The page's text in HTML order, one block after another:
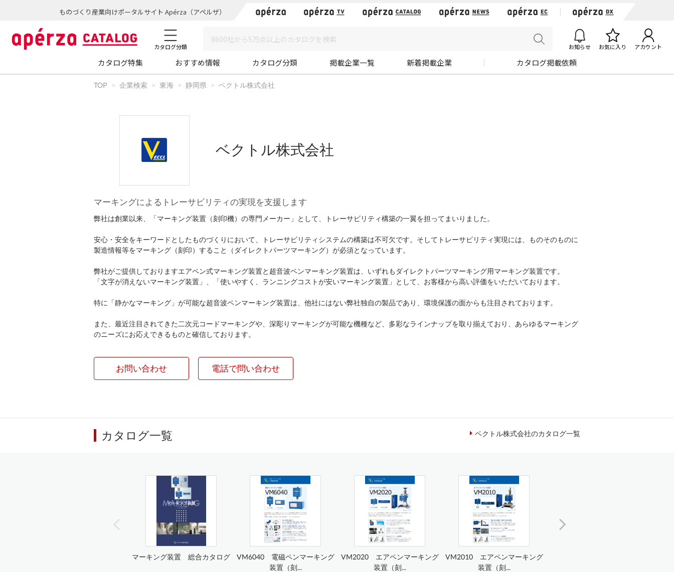
ものづくり産業向けポータルサイト Apérza（アペルザ）
カタログ分類 お知らせ お気に入り アカウント
カタログ特集 おすすめ情報 カタログ分類 掲載企業一覧 新着掲載企業 カタログ掲載依頼
TOP 企業検索 東海 静岡県 ベクトル株式会社
ベクトル株式会社
マーキングによるトレーサビリティの実現を支援します
弊社は創業以来、「マーキング装置（刻印機）の専門メーカー」として、トレーサビリティ構築の一翼を担ってまいりました。
安心・安全をキーワードとしたものづくりにおいて、トレーサビリティシステムの構築は不可欠です。そしてトレーサビリティ実現には、ものそのものに
製造情報等をマーキング（刻印）すること（ダイレクトパーツマーキング）が必須となっています。
弊社がご提供しておりますエアペン式マーキング装置と超音波ペンマーキング装置は、いずれもダイレクトパーツマーキング用マーキング装置です。
「文字が消えないマーキング装置」、「使いやすく、ランニングコストが安いマーキング装置」として、お客様から高い評価をいただいております。
特に「静かなマーキング」が可能な超音波ペンマーキング装置は、他社にはない弊社独自の製品であり、環境保護の面からも注目されております。
また、最近注目されてきた二次元コードマーキングや、深彫りマーキングが可能な機種など、多彩なラインナップを取り揃えており、あらゆるマーキング
のニーズにお応えできるものと確信しております。
お問い合わせ 電話で問い合わせ
カタログ一覧 ベクトル株式会社のカタログ一覧
マーキング装置 総合カタログ
VM6040 電磁ペンマーキング
装置（刻...
VM2020 エアペンマーキング
装置（刻...
VM2010 エアペンマーキング
装置（刻...